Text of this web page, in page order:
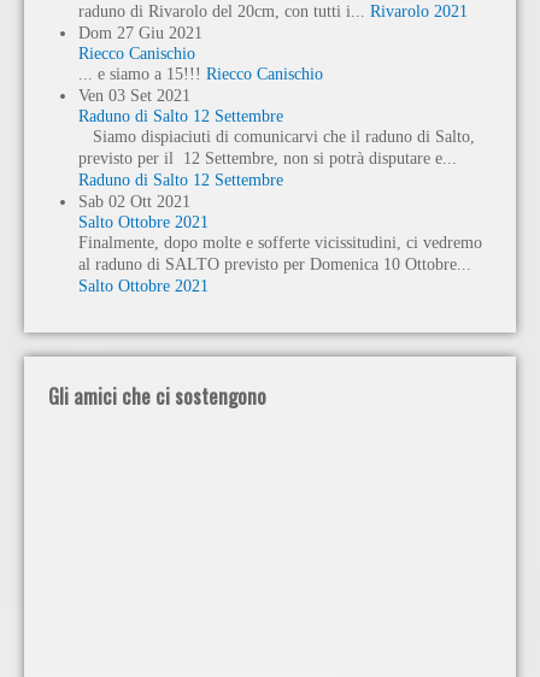
raduno di Rivarolo del 20cm, con tutti i... Rivarolo 2021
Dom 27 Giu 2021
Riecco Canischio
... e siamo a 15!!! Riecco Canischio
Ven 03 Set 2021
Raduno di Salto 12 Settembre
Siamo dispiaciuti di comunicarvi che il raduno di Salto,
previsto per il 12 Settembre, non si potrà disputare e...
Raduno di Salto 12 Settembre
Sab 02 Ott 2021
Salto Ottobre 2021
Finalmente, dopo molte e sofferte vicissitudini, ci vedremo
al raduno di SALTO previsto per Domenica 10 Ottobre...
Salto Ottobre 2021
Gli amici che ci sostengono